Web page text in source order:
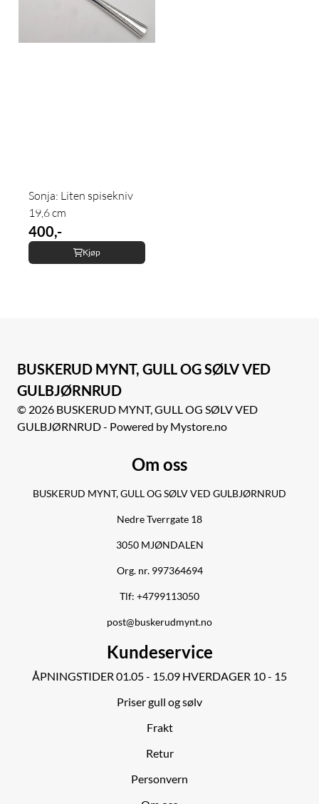
Sonja: Liten spisekniv
19,6 cm
400,-
Kjøp
BUSKERUD MYNT, GULL OG SØLV VED
GULBJØRNRUD
© 2026 BUSKERUD MYNT, GULL OG SØLV VED
GULBJØRNRUD - Powered by Mystore.no
Om oss
BUSKERUD MYNT, GULL OG SØLV VED GULBJØRNRUD
Nedre Tverrgate 18
3050 MJØNDALEN
Org. nr. 997364694
Tlf: +4799113050
post@buskerudmynt.no
Kundeservice
ÅPNINGSTIDER 01.05 - 15.09 HVERDAGER 10 - 15
Priser gull og sølv
Frakt
Retur
Personvern